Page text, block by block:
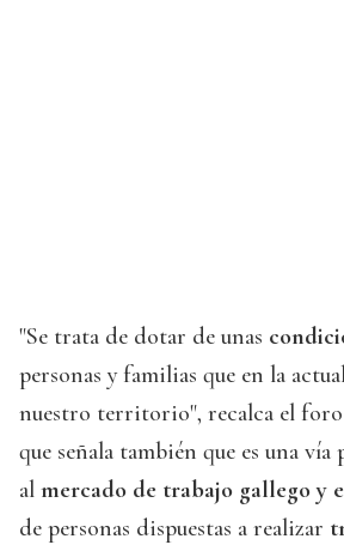
"Se trata de dotar de unas
personas y familias que en la
nuestro territorio", recalca el
que señala también que es una
al mercado de trabajo gallego y
de personas dispuestas a realizar